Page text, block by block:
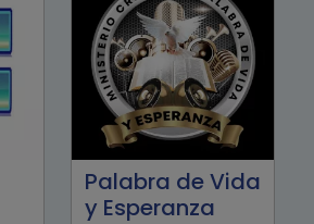
Palabra de Vida
y Esperanza